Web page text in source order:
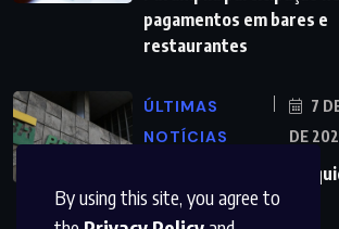
By using this site, you agree to
pagamentos em bares e
restaurantes
ÚLTIMAS
NOTÍCIAS
7
DE
Petrobras tem lucro
52,4 bi no segundo